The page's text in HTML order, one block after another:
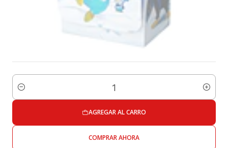
Cantidad
AGREGAR AL CARRO
COMPRAR AHORA